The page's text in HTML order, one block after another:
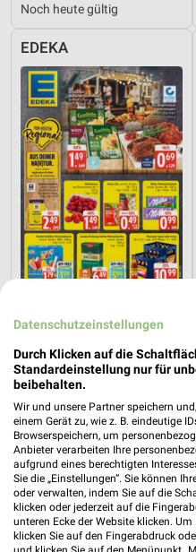
Noch heute gültig
EDEKA
Angebote ab 03.08.
Noch heute gültig
PENNY
Datenschutzeinstellungen
Durch Klicken auf die
Standardeinstellung nur für
beibehalten.
Wir und unsere Partner speichern
einem Gerät zu, wie z. B. eindeutige
Browserspeichern, um
Anbieter verarbeiten Ihre
aufgrund eines berechtigten
Sie die „Einstellungen“. Sie können
oder verwalten, indem Sie auf die
klicken oder jederzeit auf die
unteren Ecke der Website klicken.
klicken Sie auf den Fingerabdruck